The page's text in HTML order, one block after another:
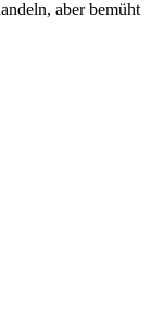
aber bemüht